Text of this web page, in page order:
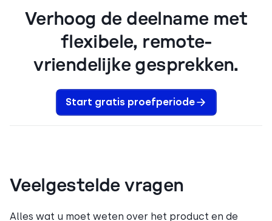
Verhoog de deelname met
flexibele, remote-
vriendelijke gesprekken.
Start gratis proefperiode
Veelgestelde vragen
Alles wat u moet weten over het product en de